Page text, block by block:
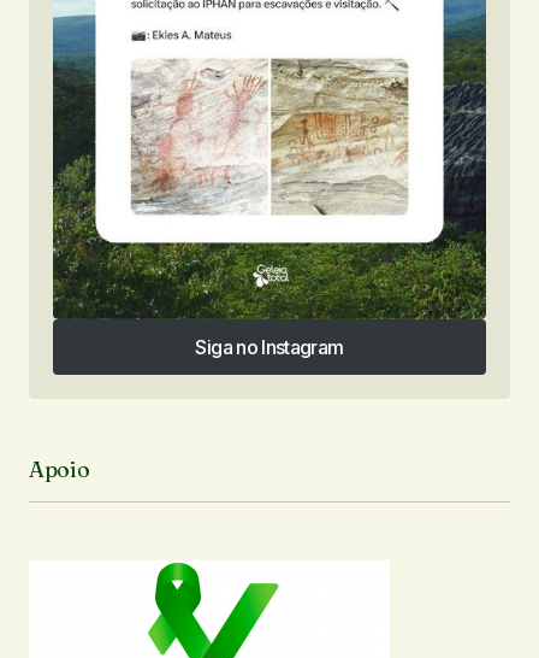
Siga no Instagram
Siga no Instagram
Apoio